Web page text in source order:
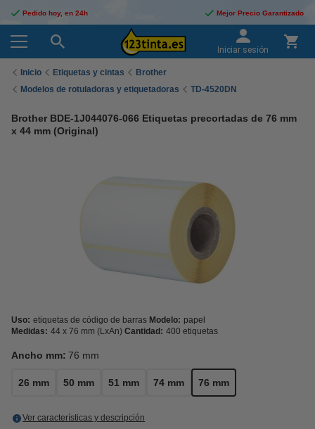
Pedido hoy, en 24h Mejor Precio Garantizado
Iniciar sesión
Inicio Etiquetas y cintas
Brother
Modelos de rotuladoras y etiquetadoras
TD-4520DN
Brother BDE-1J044076-066 Etiquetas precortadas de 76 mm
x 44 mm (Original)
Uso: etiquetas de código de barras Modelo: papel
Medidas: 44 x 76 mm (LxAn) Cantidad: 400 etiquetas
Ancho mm: 76 mm
26 mm 50 mm 51 mm 74 mm 76 mm
Ver características y descripción